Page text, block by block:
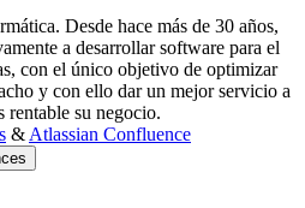
Desde hace más de 30 años,
a desarrollar software para el
con el único objetivo de optimizar
y con ello dar un mejor servicio a
rentable su negocio.
& Atlassian Confluence